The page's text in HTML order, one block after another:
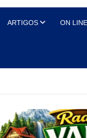
ARTIGOS ON LINE